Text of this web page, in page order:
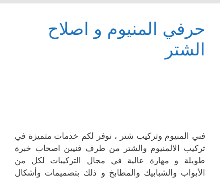
حرفي المنيوم و اصلاح
الشتر
فني المنيوم وتركيب شتر ، نوفر لكم خدمات متميزة في
تركيب الالمنيوم والشتر من طرف فنيين اصحاب خبرة
طويلة و مهارة عالية في مجال التركيبات لكل من
الأبواب والشبابيك والمطابخ و ذلك بتصميمات وأشكال